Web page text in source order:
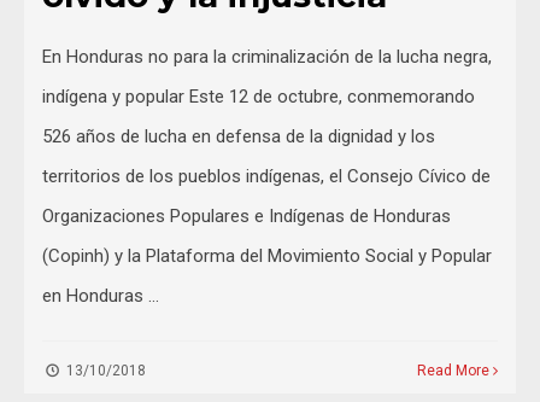
En Honduras no para la criminalización de la lucha negra,
indígena y popular Este 12 de octubre, conmemorando
526 años de lucha en defensa de la dignidad y los
territorios de los pueblos indígenas, el Consejo Cívico de
Organizaciones Populares e Indígenas de Honduras
(Copinh) y la Plataforma del Movimiento Social y Popular
en Honduras …
13/10/2018 Read More